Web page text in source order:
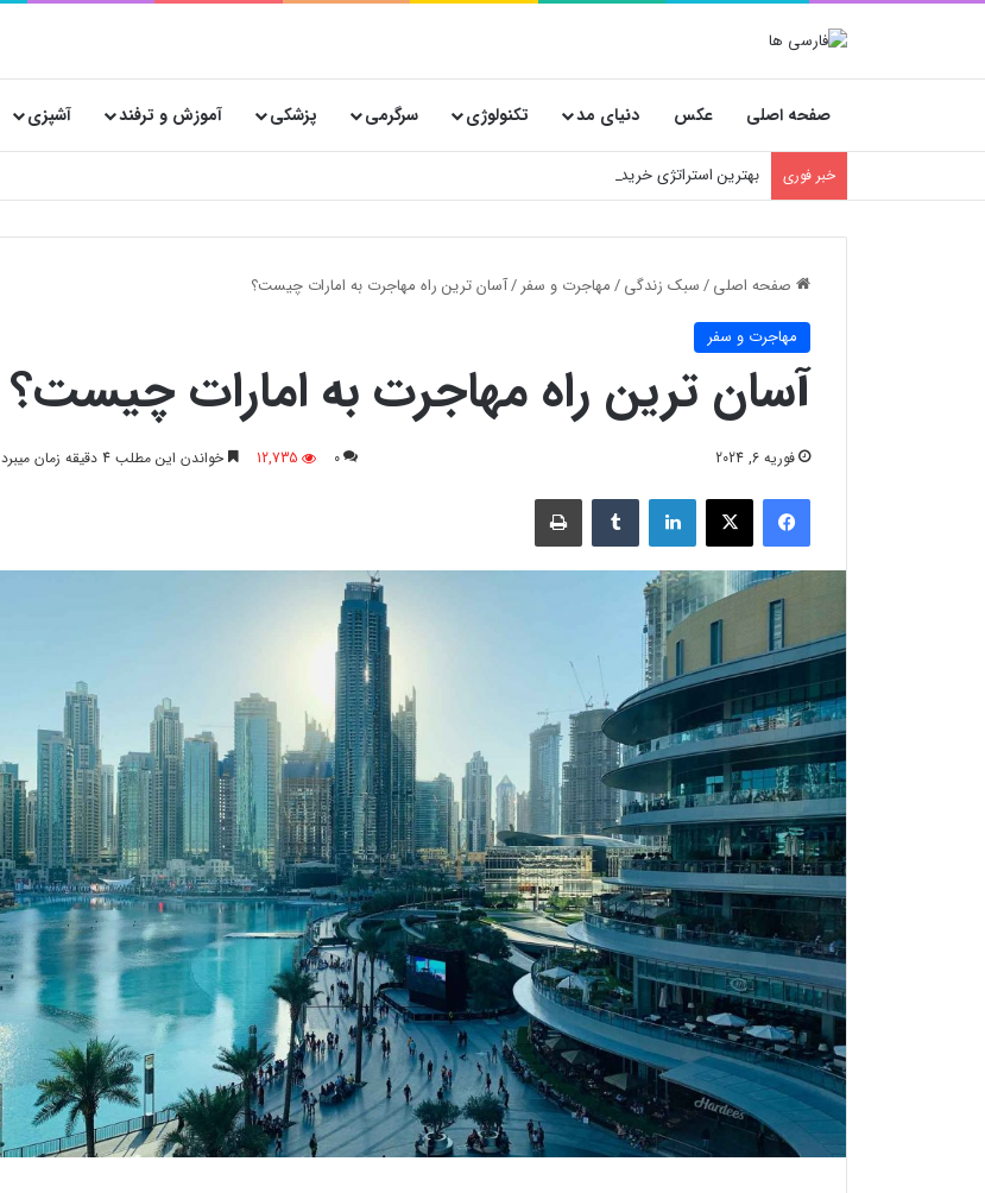
صفحه اصلی عکس دنیای مد تکنولوژی سرگرمی پزشکی آموزش و ترفند آشپزی
خبر فوری بهترین استراتژی خرید پارچه عمده؛ پیشنهاد ویژه نساجی هدیه صفاهان برای تولید کنندگان لباس و پوشاک در ایران
صفحه اصلی/ سبک زندگی/ مهاجرت و سفر /آسان ترین راه مهاجرت به امارات چیست؟
مهاجرت و سفر
آسان ترین راه مهاجرت به امارات چیست؟
فوریه 6, 2024 0
12,735 خواندن این مطلب 4 دقیقه زمان میبرد
فیسبوک X لینکدین ‫تامبلر چاپ